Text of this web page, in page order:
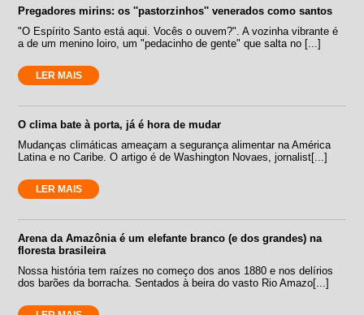
Pregadores mirins: os ''pastorzinhos'' venerados como santos
"O Espírito Santo está aqui. Vocês o ouvem?". A vozinha vibrante é
a de um menino loiro, um "pedacinho de gente" que salta no [...]
LER MAIS
O clima bate à porta, já é hora de mudar
Mudanças climáticas ameaçam a segurança alimentar na América
Latina e no Caribe. O artigo é de Washington Novaes, jornalist[...]
LER MAIS
Arena da Amazônia é um elefante branco (e dos grandes) na
floresta brasileira
Nossa história tem raízes no começo dos anos 1880 e nos delírios
dos barões da borracha. Sentados à beira do vasto Rio Amazo[...]